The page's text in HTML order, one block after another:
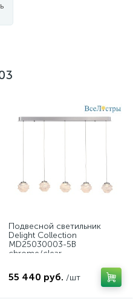
Подвесной светильник
Delight Collection
MD25030003-5B
chrome/clear
55 440 руб. /шт